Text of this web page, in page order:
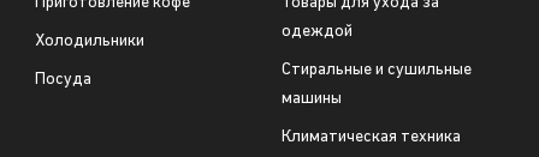
Холодильники
Посуда
одеждой
Стиральные и сушильные
машины
Климатическая техника